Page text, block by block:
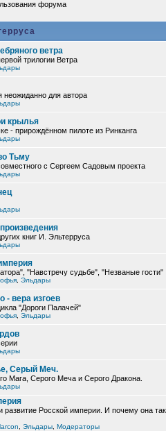
форума
ветра
трилогии Ветра
неожиданно для автора
крылья
- прирождённом пилоте из Ринканга
Тьму
с Сергеем Садовым проекта
книг И. Эльтерруса
"Навстречу судьбе", "Незваные гости"
Эльдары
- вера изгоев
"Дороги Палачей"
Эльдары
Серый Меч.
Мага, Серого Меча и Серого Дракона.
развитие Росской империи. И почему она
Эльдары Модераторы